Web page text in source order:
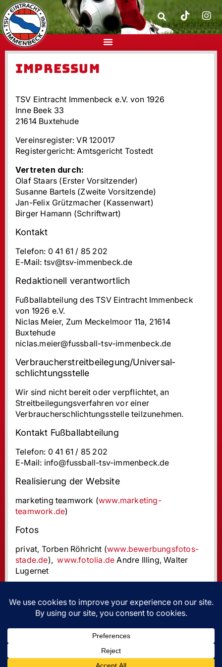
IMPRESSUM
TSV Eintracht Immenbeck e.V. von 1926
Inne Beek 33
21614 Buxtehude
Vereinsregister: VR 120017
Registergericht: Amtsgericht Tostedt
Vertreten durch:
Olaf Staars (Erster Vorsitzender)
Susanne Bartels (Zweite Vorsitzende)
Jan-Felix Grützmacher (Kassenwart)
Birger Hamann (Schriftwart)
Kontakt
Telefon: 0 41 61 / 85 202
E-Mail: tsv@tsv-immenbeck.de
Redaktionell verantwortlich
Fußballabteilung des TSV Eintracht Immenbeck
von 1926 e.V.
Niclas Meier, Zum Meckelmoor 11a, 21614
Buxtehude
niclas.meier@fussball-tsv-immenbeck.de
Verbraucher­streit­beilegung/Universal­
schlichtungs­stelle
Wir sind nicht bereit oder verpflichtet, an
Streitbeilegungsverfahren vor einer
Verbraucherschlichtungsstelle teilzunehmen.
Kontakt Fußballabteilung
Telefon: 0 41 61 / 85 202
E-Mail: info@fussball-tsv-immenbeck.de
Realisierung der Website
marketing teamwork (www.marketing-
teamwork.de)
Fotos
privat, Torben Röhricht (www.bewerbungsfotos-
stade.de),www.fotolia.de Andre Illing, Walter
Lugernet
PREMIUM SPONSOREN